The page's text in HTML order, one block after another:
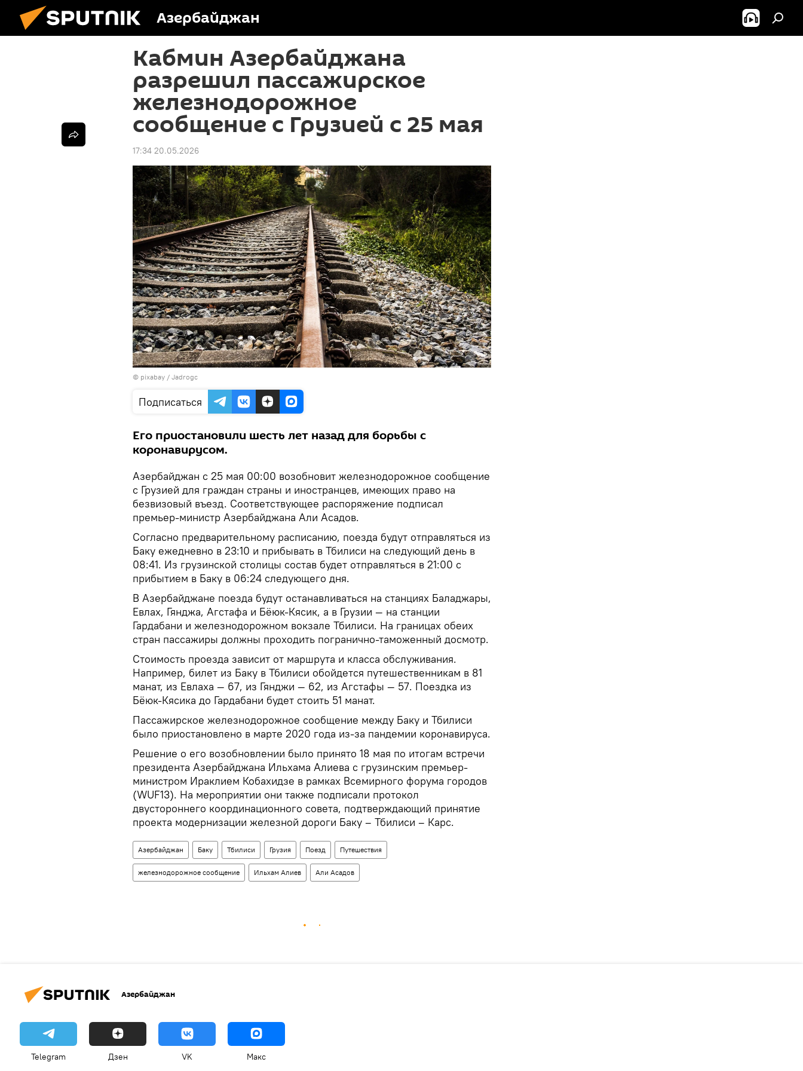
Азербайджан
Кабмин Азербайджана
разрешил пассажирское
железнодорожное
сообщение с Грузией с 25 мая
17:34 20.05.2026
© pixabay / Jadrogc
Подписаться
Его приостановили шесть лет назад для борьбы с
коронавирусом.
Азербайджан с 25 мая 00:00 возобновит железнодорожное сообщение
с Грузией для граждан страны и иностранцев, имеющих право на
безвизовый въезд. Соответствующее распоряжение подписал
премьер-министр Азербайджана Али Асадов.
Согласно предварительному расписанию, поезда будут отправляться из
Баку ежедневно в 23:10 и прибывать в Тбилиси на следующий день в
08:41. Из грузинской столицы состав будет отправляться в 21:00 с
прибытием в Баку в 06:24 следующего дня.
В Азербайджане поезда будут останавливаться на станциях Баладжары,
Евлах, Гянджа, Агстафа и Бёюк-Кясик, а в Грузии — на станции
Гардабани и железнодорожном вокзале Тбилиси. На границах обеих
стран пассажиры должны проходить погранично-таможенный досмотр.
Стоимость проезда зависит от маршрута и класса обслуживания.
Например, билет из Баку в Тбилиси обойдется путешественникам в 81
манат, из Евлаха — 67, из Гянджи — 62, из Агстафы — 57. Поездка из
Бёюк-Кясика до Гардабани будет стоить 51 манат.
Пассажирское железнодорожное сообщение между Баку и Тбилиси
было приостановлено в марте 2020 года из-за пандемии коронавируса.
Решение о его возобновлении было принято 18 мая по итогам встречи
президента Азербайджана Ильхама Алиева с грузинским премьер-
министром Ираклием Кобахидзе в рамках Всемирного форума городов
(WUF13). На мероприятии они также подписали протокол
двустороннего координационного совета, подтверждающий принятие
проекта модернизации железной дороги Баку – Тбилиси – Карс.
Азербайджан Баку Тбилиси Грузия Поезд Путешествия
железнодорожное сообщение Ильхам Алиев Али Асадов
Азербайджан
Telegram Дзен VK Макс